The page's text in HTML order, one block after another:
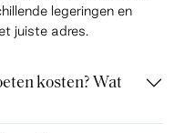
legeringen en
juiste adres.
kosten? Wat